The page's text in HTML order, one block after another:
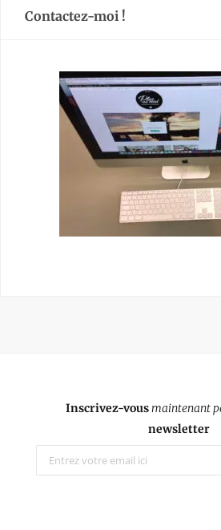
Contactez-moi !
Inscrivez-vousmaintenant
newsletter